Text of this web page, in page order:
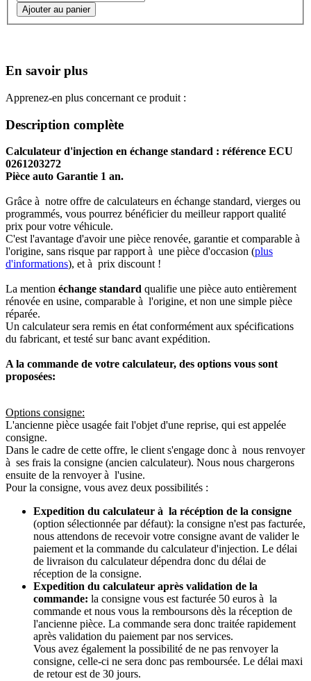
En savoir plus
Apprenez-en plus concernant ce produit :
Description complète
Calculateur d'injection en échange standard : référence ECU
0261203272
Pièce auto Garantie 1 an.
Grâce à notre offre de calculateurs en échange standard, vierges ou
programmés, vous pourrez bénéficier du meilleur rapport qualité
prix pour votre véhicule.
C'est l'avantage d'avoir une pièce renovée, garantie et comparable à
l'origine, sans risque par rapport à une pièce d'occasion (plus
d'informations), et à prix discount !
La mention échange standard qualifie une pièce auto entièrement
rénovée en usine, comparable à l'origine, et non une simple pièce
réparée.
Un calculateur sera remis en état conformément aux spécifications
du fabricant, et testé sur banc avant expédition.
A la commande de votre calculateur, des options vous sont
proposées:
Options consigne:
L'ancienne pièce usagée fait l'objet d'une reprise, qui est appelée
consigne.
Dans le cadre de cette offre, le client s'engage donc à nous renvoyer
à ses frais la consigne (ancien calculateur). Nous nous chargerons
ensuite de la renvoyer à l'usine.
Pour la consigne, vous avez deux possibilités :
Expedition du calculateur à la récéption de la consigne
(option sélectionnée par défaut): la consigne n'est pas facturée,
nous attendons de recevoir votre consigne avant de valider le
paiement et la commande du calculateur d'injection. Le délai
de livraison du calculateur dépendra donc du délai de
réception de la consigne.
Expedition du calculateur après validation de la
commande: la consigne vous est facturée 50 euros à la
commande et nous vous la remboursons dès la réception de
l'ancienne pièce. La commande sera donc traitée rapidement
après validation du paiement par nos services.
Vous avez également la possibilité de ne pas renvoyer la
consigne, celle-ci ne sera donc pas remboursée. Le délai maxi
de retour est de 30 jours.